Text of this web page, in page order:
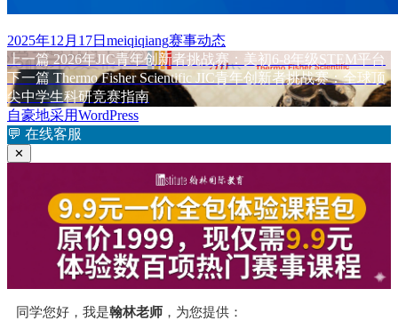
发
布
于
2025年12月17日 作
者
meiqiqiang分
类
赛事动态
文
章
导
航
上一篇 上
篇
文
章：
2026年JIC青年创新者挑战赛：美初6-8年级STEM平台
下一篇 下
篇
文
章：
Thermo Fisher Scientific JIC青年创新者挑战赛：全球顶
尖中学生科研竞赛指南
自豪地采用WordPress
💬 在线客服
✕
同学您好，我是翰林老师 ，为您提供：